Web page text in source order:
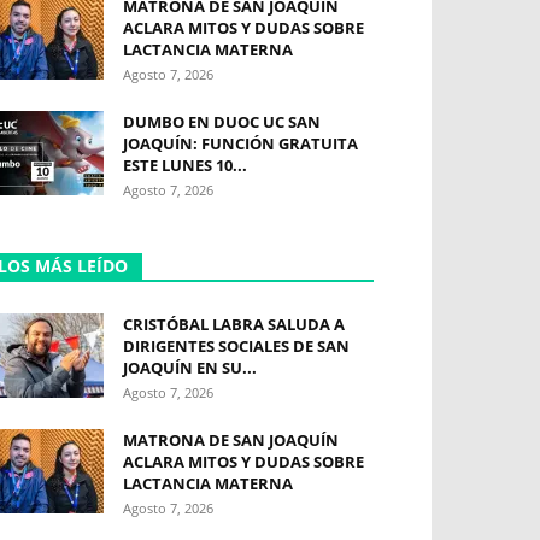
MATRONA DE SAN JOAQUÍN
ACLARA MITOS Y DUDAS SOBRE
LACTANCIA MATERNA
Agosto 7, 2026
DUMBO EN DUOC UC SAN
JOAQUÍN: FUNCIÓN GRATUITA
ESTE LUNES 10...
Agosto 7, 2026
MÁS LEÍDO
CRISTÓBAL LABRA SALUDA A
DIRIGENTES SOCIALES DE SAN
JOAQUÍN EN SU...
Agosto 7, 2026
MATRONA DE SAN JOAQUÍN
ACLARA MITOS Y DUDAS SOBRE
LACTANCIA MATERNA
Agosto 7, 2026